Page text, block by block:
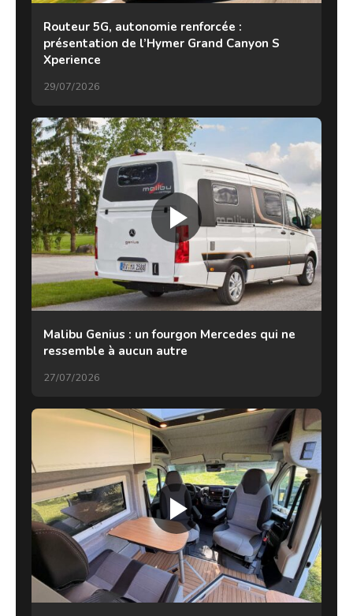
Routeur 5G, autonomie renforcée :
présentation de l’Hymer Grand Canyon S
Xperience
29/07/2026
Malibu Genius : un fourgon Mercedes qui ne
ressemble à aucun autre
27/07/2026